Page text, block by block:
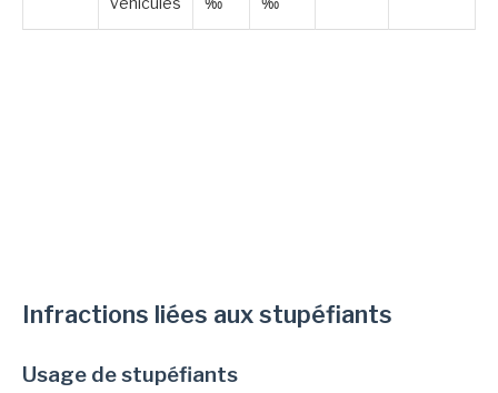
Infractions liées aux stupéfiants
Usage de stupéfiants